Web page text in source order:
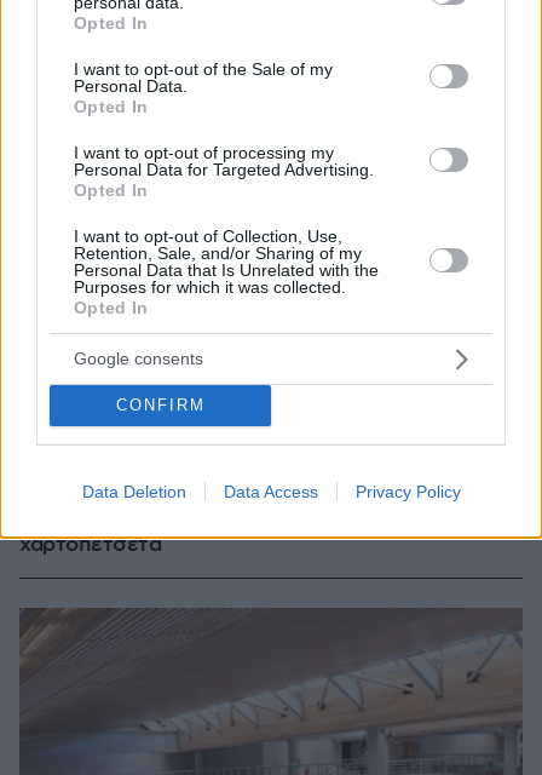
grant or deny consent to Google and its third-party tags to
use your data for below specified purposes in below Google
consent section.
Opted In
I want to opt-out of the Sale of my
Personal Data.
Opted In
I want to opt-out of processing my
Personal Data for Targeted Advertising.
Opted In
I want to opt-out of Collection, Use,
Retention, Sale, and/or Sharing of my
Personal Data that Is Unrelated with the
Purposes for which it was collected.
Opted In
Google consents
CONFIRM
Data Deletion Data Access Privacy Policy
τον 13χρονο Λιονέλ από το χέρι και άλλαξε την
χαρτοπετσέτα